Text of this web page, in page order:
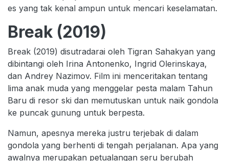
es yang tak kenal ampun untuk mencari keselamatan.
Break (2019)
Break (2019) disutradarai oleh Tigran Sahakyan yang
dibintangi oleh Irina Antonenko, Ingrid Olerinskaya,
dan Andrey Nazimov. Film ini menceritakan tentang
lima anak muda yang menggelar pesta malam Tahun
Baru di resor ski dan memutuskan untuk naik gondola
ke puncak gunung untuk berpesta.
Namun, apesnya mereka justru terjebak di dalam
gondola yang berhenti di tengah perjalanan. Apa yang
awalnya merupakan petualangan seru berubah